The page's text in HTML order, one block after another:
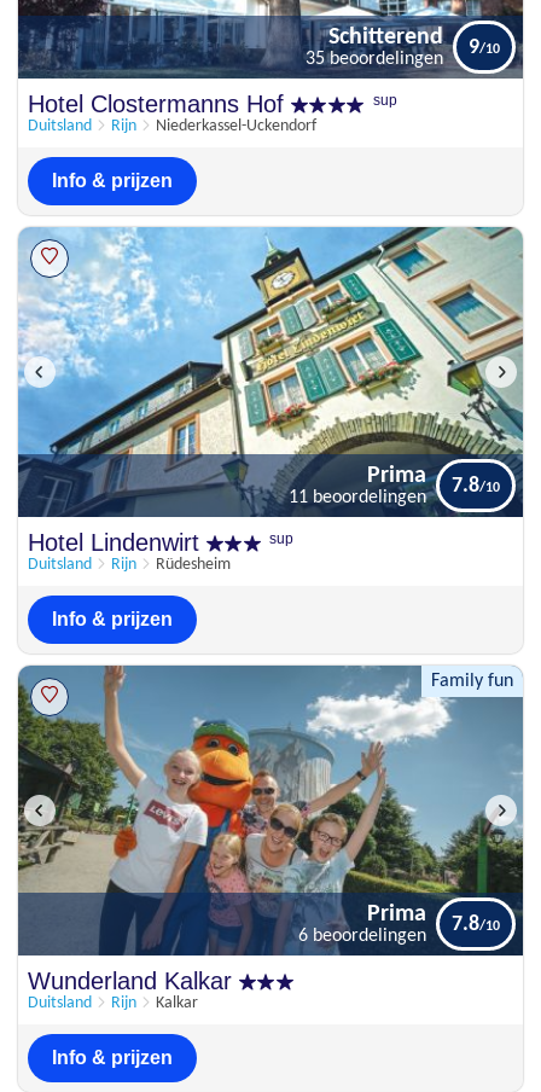
Schitterend
35 beoordelingen
Hotel Clostermanns Hof sup
Duitsland Rijn Niederkassel-Uckendorf
Schitterend
35 beoordelingen
9
Info & prijzen
Hotel Lindenwirt sup
Duitsland Rijn Rüdesheim
Prima
11 beoordelingen
7.8
Info & prijzen
Family fun
Wunderland Kalkar
Duitsland Rijn Kalkar
Prima
6 beoordelingen
7.8
Info & prijzen